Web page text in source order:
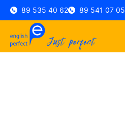
89 535 40 62 89 541 07 05